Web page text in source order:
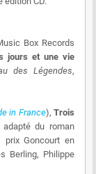
Box Records
jours et une vie
des Légendes,
in France),Trois
du roman
prix Goncourt en
Berling, Philippe